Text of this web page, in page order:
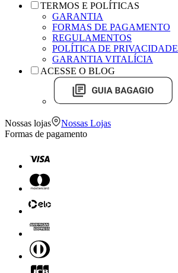
TERMOS E POLÍTICAS
GARANTIA
FORMAS DE PAGAMENTO
REGULAMENTOS
POLÍTICA DE PRIVACIDADE
GARANTIA VITALÍCIA
ACESSE O BLOG
Nossas lojas
Nossas Lojas
Formas de pagamento